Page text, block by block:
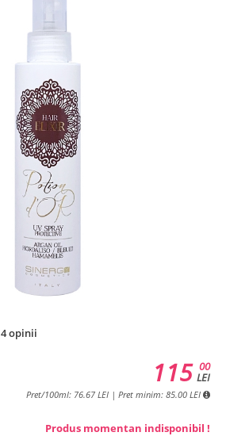
4 opinii
00
LEI
115
Pret/100ml: 76.67 LEI | Pret minim: 85.00 LEI
Produs momentan indisponibil !